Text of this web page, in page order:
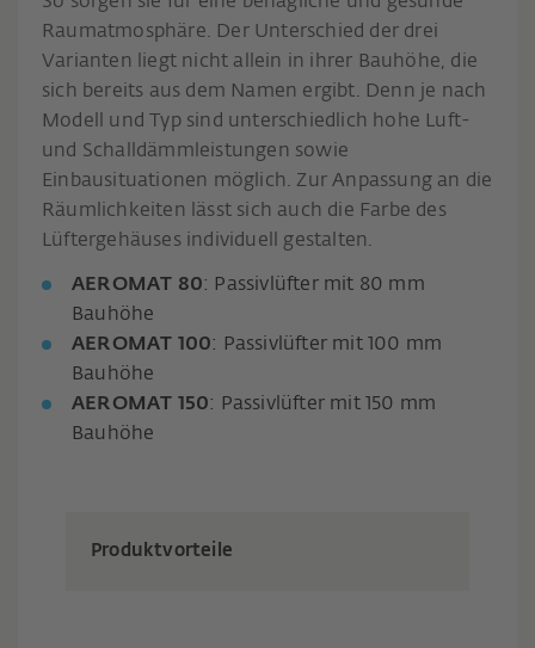
Raumatmosphäre. Der Unterschied der drei
Varianten liegt nicht allein in ihrer Bauhöhe, die
sich bereits aus dem Namen ergibt. Denn je nach
Modell und Typ sind unterschiedlich hohe Luft-
und Schalldämmleistungen sowie
Einbausituationen möglich. Zur Anpassung an die
Räumlichkeiten lässt sich auch die Farbe des
Lüftergehäuses individuell gestalten.
AEROMAT 80: Passivlüfter mit 80 mm
Bauhöhe
AEROMAT 100: Passivlüfter mit 100 mm
Bauhöhe
AEROMAT 150: Passivlüfter mit 150 mm
Bauhöhe
Produktvorteile